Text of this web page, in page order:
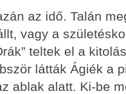
az idő. Talán
vagy a
teltek el a
látták Ágiék a
ablak alatt. Ki-be